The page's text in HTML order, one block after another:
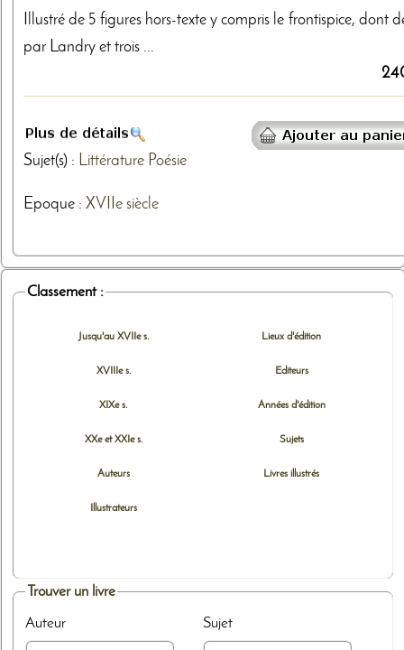
Illustré de 5 figures hors-texte y compris le frontispice, dont
par Landry et trois ...
Sujet(s) : Littérature Poésie
Epoque : XVIIe siècle
Classement :
Jusqu'au XVIIe s.
XVIIIe s.
XIXe s.
XXe et XXIe s.
Auteurs
Illustrateurs
Lieux d'édition
Editeurs
Années d'édition
Sujets
Livres illustrés
Trouver un livre
Auteur Sujet